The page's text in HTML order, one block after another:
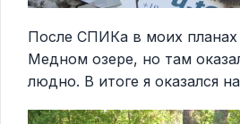
После СПИКа в моих планах
Медном озере, но там
людно. В итоге я оказался